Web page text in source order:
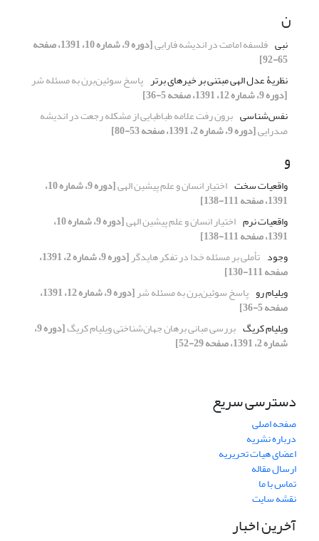
ن
نبی فلسفه امامت در اندیشه فارابی [دوره 9، شماره 10، 1391، صفحه
65-92]
نظریۀ عدل الهی مبتنی بر خیرهای برتر پاسخ سوئین‌برن به مسئله شر
[دوره 9، شماره 12، 1391، صفحه 5-36]
نفس‌شناسی برون رفت علامه طباطبایی از مشکله رجعت در اندیشه
صدرایی[دوره 9، شماره 2، 1391، صفحه 53-80]
و
واقعیات سخت اختیار انسان و علم پیشین الهی [دوره 9، شماره 10،
1391، صفحه 111-138]
واقعیات نرم اختیار انسان و علم پیشین الهی [دوره 9، شماره 10،
1391، صفحه 111-138]
وجود تأملی بر مسئله خدا در تفکر هایدگر [دوره 9، شماره 2، 1391،
صفحه 111-130]
ویلیام رو پاسخ سوئین‌برن به مسئله شر [دوره 9، شماره 12، 1391،
صفحه 5-36]
ویلیام کریگ بررسی مبانی برهان جهان‌شناختی ویلیام کریگ [دوره 9،
شماره 2، 1391، صفحه 29-52]
دسترسی سریع
صفحه اصلی
درباره نشریه
اعضای هیات تحریریه
ارسال مقاله
تماس با ما
نقشه سایت
آخرین اخبار